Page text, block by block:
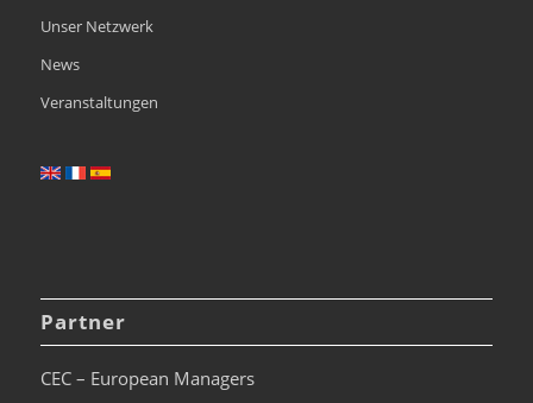
Unser Netzwerk
News
Veranstaltungen
Partner
CEC – European Managers